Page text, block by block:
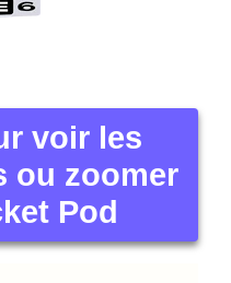
voir les
ou zoomer
Pod